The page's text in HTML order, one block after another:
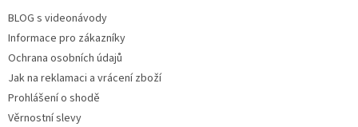
BLOG s videonávody
Informace pro zákazníky
Ochrana osobních údajů
Jak na reklamaci a vrácení zboží
Prohlášení o shodě
Věrnostní slevy